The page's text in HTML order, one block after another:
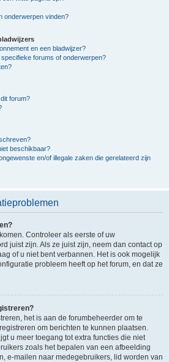
onderwerpen vinden?
en een bladwijzer?
forums of onderwerpen?
forum?
beschikbaar?
en/of illegale zaken die gerelateerd zijn
Controleer als eerste of uw
juist zijn. Als ze juist zijn, neem dan contact op
of u niet bent verbannen. Het is ook mogelijk
probleem heeft op het forum, en dat ze
het is aan de forumbeheerder om te
om berichten te kunnen plaatsen.
u meer toegang tot extra functies die niet
zoals het bepalen van een afbeelding
e-mailen naar medegebruikers, lid worden van